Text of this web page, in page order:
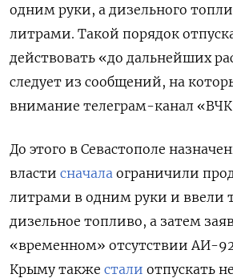
одним руки, а дизельного
литрами. Такой порядок
действовать «до дальнейших
следует из сообщений, на
внимание телеграм-канал
До этого в Севастополе
власти сначала ограничили
литрами в одним руки и ввели
дизельное топливо, а затем
«временном» отсутствии АИ-
Крыму также стали отпускать